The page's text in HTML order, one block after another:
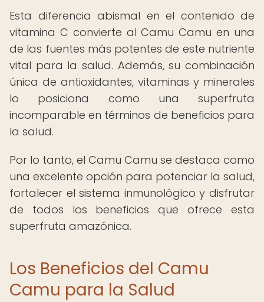
Esta diferencia abismal en el contenido de
vitamina C convierte al Camu Camu en una
de las fuentes más potentes de este nutriente
vital para la salud. Además, su combinación
única de antioxidantes, vitaminas y minerales
lo posiciona como una superfruta
incomparable en términos de beneficios para
la salud.
Por lo tanto, el Camu Camu se destaca como
una excelente opción para potenciar la salud,
fortalecer el sistema inmunológico y disfrutar
de todos los beneficios que ofrece esta
superfruta amazónica.
Los Beneficios del Camu
Camu para la Salud